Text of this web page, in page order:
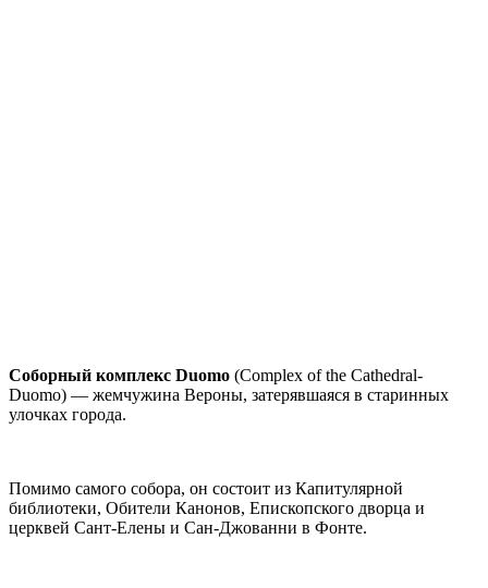
Соборный комплекс Duomo (Complex of the Cathedral-
Duomo) — жемчужина Вероны, затерявшаяся в старинных
улочках города.
Помимо самого собора, он состоит из Капитулярной
библиотеки, Обители Канонов, Епископского дворца и
церквей Сант-Елены и Сан-Джованни в Фонте.